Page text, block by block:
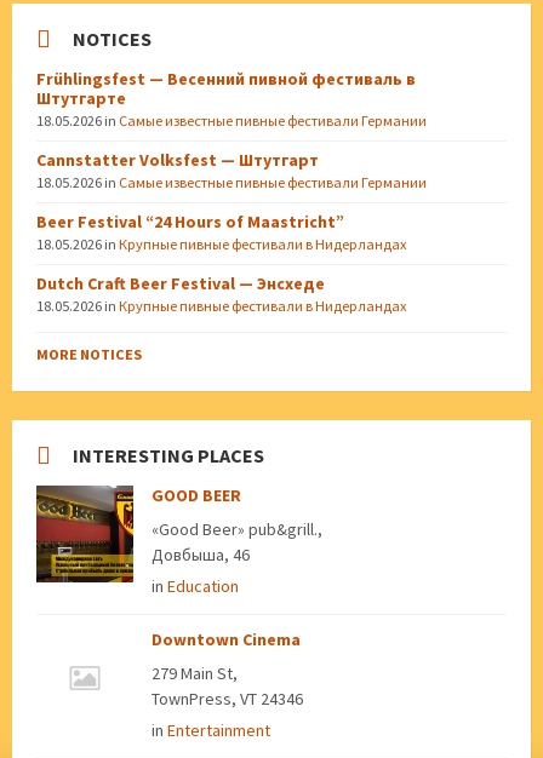
NOTICES
Frühlingsfest — Весенний пивной фестиваль в
Штутгарте
18.05.2026 in Самые известные пивные фестивали Германии
Cannstatter Volksfest — Штутгарт
18.05.2026 in Самые известные пивные фестивали Германии
Beer Festival “24 Hours of Maastricht”
18.05.2026 in Крупные пивные фестивали в Нидерландах
Dutch Craft Beer Festival — Энсхеде
18.05.2026 in Крупные пивные фестивали в Нидерландах
MORE NOTICES
INTERESTING PLACES
GOOD BEER
«Good Beer» pub&grill.,
Довбыша, 46
in Education
Downtown Cinema
279 Main St,
TownPress, VT 24346
in Entertainment